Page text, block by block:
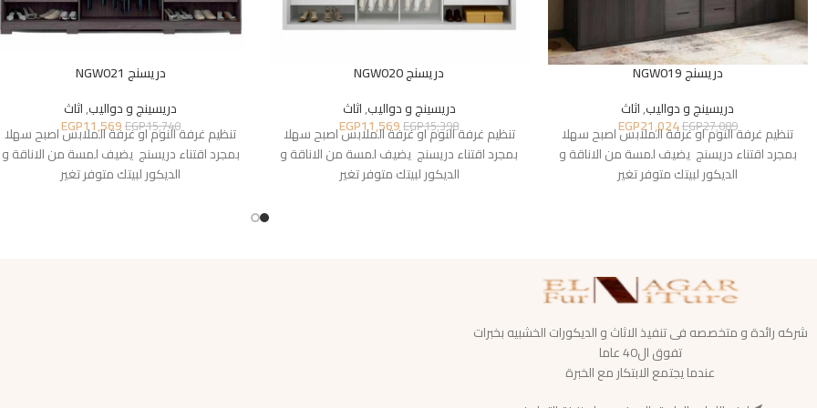
دريسنج NGW019
دريسينج و دواليب,اثاث
EGP27,089
EGP21,024
تنظيم غرفة النوم او غرفة الملابس اصبح سهلا
بمجرد اقتناء دريسنج يضيف لمسة من الاناقة و
الديكور لبيتك متوفر تغير
دريسنج NGW020
دريسينج و دواليب,اثاث
EGP15,398
EGP11,569
تنظيم غرفة النوم او غرفة الملابس اصبح سهلا
بمجرد اقتناء دريسنج يضيف لمسة من الاناقة و
الديكور لبيتك متوفر تغير
دريسنج NGW021
دريسينج و دواليب,اثاث
EGP15,740
EGP11,569
تنظيم غرفة النوم او غرفة الملابس اصبح سهلا
بمجرد اقتناء دريسنج يضيف لمسة من الاناقة و
الديكور لبيتك متوفر تغير
شركه رائدة و متخصصه فى تنفيذ الاثاث و الديكورات الخشبيه بخبرات
تفوق ال40 عاما
عندما يجتمع الابتكار مع الخبرة